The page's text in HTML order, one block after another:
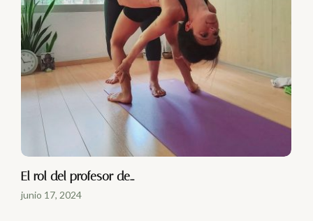
El rol del profesor de…
junio 17, 2024